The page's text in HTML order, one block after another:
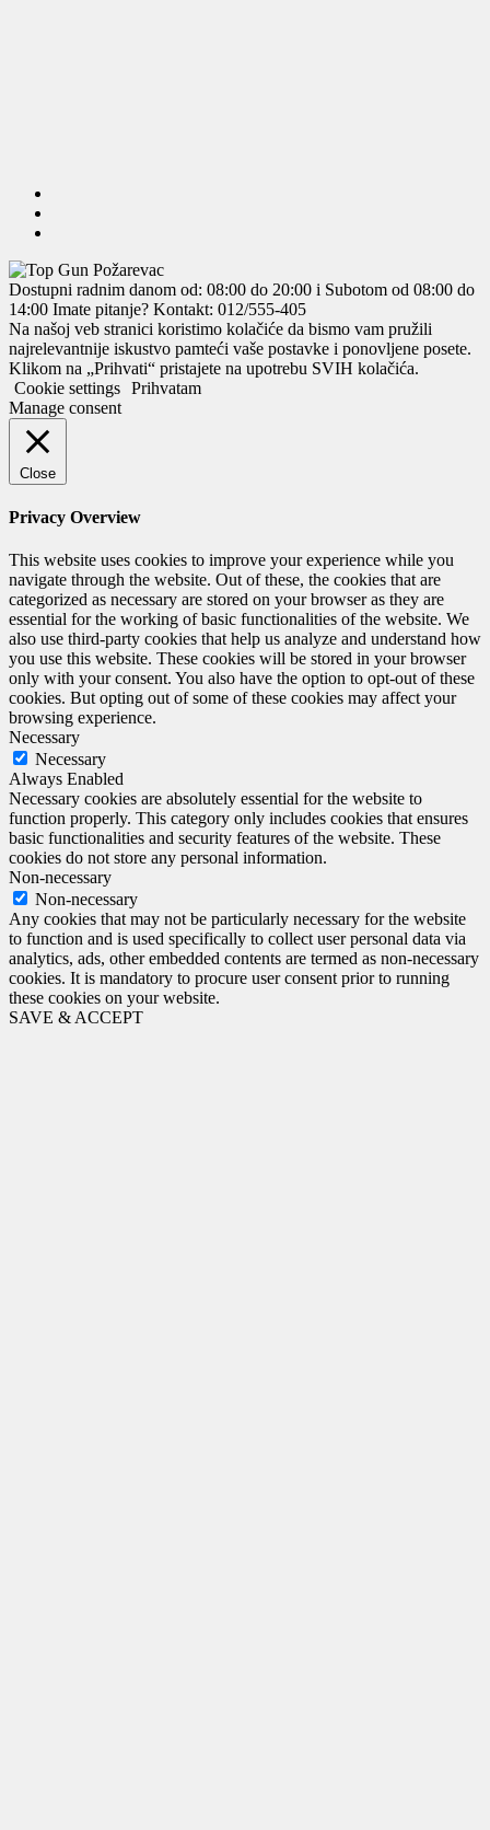
Dostupni radnim danom od: 08:00 do 20:00 i Subotom od 08:00 do
14:00 Imate pitanje? Kontakt: 012/555-405
Na našoj veb stranici koristimo kolačiće da bismo vam pružili
najrelevantnije iskustvo pamteći vaše postavke i ponovljene posete.
Klikom na „Prihvati“ pristajete na upotrebu SVIH kolačića.
Cookie settings Prihvatam
Manage consent
Close
Privacy Overview
This website uses cookies to improve your experience while you
navigate through the website. Out of these, the cookies that are
categorized as necessary are stored on your browser as they are
essential for the working of basic functionalities of the website. We
also use third-party cookies that help us analyze and understand how
you use this website. These cookies will be stored in your browser
only with your consent. You also have the option to opt-out of these
cookies. But opting out of some of these cookies may affect your
browsing experience.
Necessary
Necessary
Always Enabled
Necessary cookies are absolutely essential for the website to
function properly. This category only includes cookies that ensures
basic functionalities and security features of the website. These
cookies do not store any personal information.
Non-necessary
Non-necessary
Any cookies that may not be particularly necessary for the website
to function and is used specifically to collect user personal data via
analytics, ads, other embedded contents are termed as non-necessary
cookies. It is mandatory to procure user consent prior to running
these cookies on your website.
SAVE & ACCEPT